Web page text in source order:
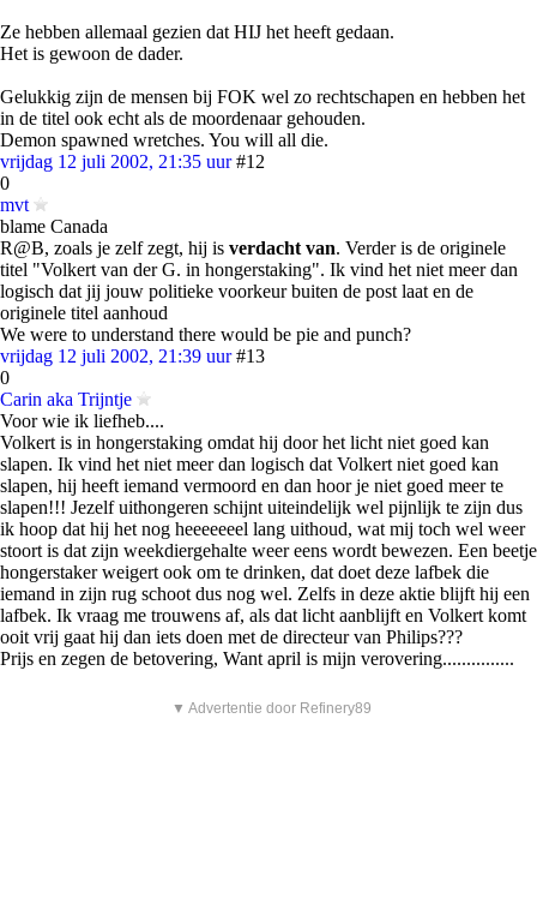
Ze hebben allemaal gezien dat HIJ het heeft gedaan.
Het is gewoon de dader.
Gelukkig zijn de mensen bij FOK wel zo rechtschapen en hebben het
in de titel ook echt als de moordenaar gehouden.
Demon spawned wretches. You will all die.
vrijdag 12 juli 2002, 21:35 uur #12
0
mvt
blame Canada
R@B, zoals je zelf zegt, hij is verdacht van. Verder is de originele
titel "Volkert van der G. in hongerstaking". Ik vind het niet meer dan
logisch dat jij jouw politieke voorkeur buiten de post laat en de
originele titel aanhoud
We were to understand there would be pie and punch?
vrijdag 12 juli 2002, 21:39 uur #13
0
Carin aka Trijntje
Voor wie ik liefheb....
Volkert is in hongerstaking omdat hij door het licht niet goed kan
slapen. Ik vind het niet meer dan logisch dat Volkert niet goed kan
slapen, hij heeft iemand vermoord en dan hoor je niet goed meer te
slapen!!! Jezelf uithongeren schijnt uiteindelijk wel pijnlijk te zijn dus
ik hoop dat hij het nog heeeeeeel lang uithoud, wat mij toch wel weer
stoort is dat zijn weekdiergehalte weer eens wordt bewezen. Een beetje
hongerstaker weigert ook om te drinken, dat doet deze lafbek die
iemand in zijn rug schoot dus nog wel. Zelfs in deze aktie blijft hij een
lafbek. Ik vraag me trouwens af, als dat licht aanblijft en Volkert komt
ooit vrij gaat hij dan iets doen met de directeur van Philips???
Prijs en zegen de betovering, Want april is mijn verovering...............
▼ Advertentie door Refinery89